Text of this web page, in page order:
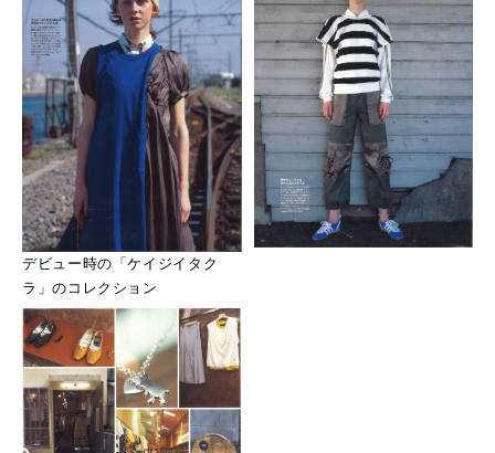
デビュー時の「ケイジイタク
ラ」のコレクション